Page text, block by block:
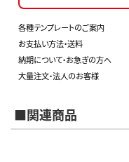
各種テンプレートのご案内
お支払い方法・送料
納期について・お急ぎの方へ
大量注文・法人のお客様
■関連商品